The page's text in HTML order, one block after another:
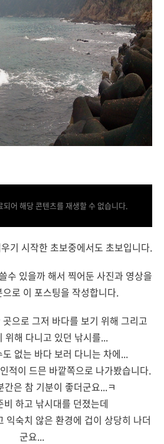
되어 해당 콘텐츠를 재생할 수 없습니다.
기 시작한 초보중에서도 초보입니다.
수 있을까 해서 찍어둔 사진과 영상을
로 이 포스팅을 작성합니다.
으로 그저 바다를 보기 위해 그리고
위해 다니고 있던 낚시를...
없는 바다 보러 다니는 차에...
적이 드믄 바깥쪽으로 나가봤습니다.
은 참 기분이 좋더군요...ㅋ
비 하고 낚시대를 던졌는데
익숙치 않은 환경에 겁이 상당히 나더
군요...